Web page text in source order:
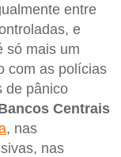
entre
e
só mais um
com as polícias
de pânico
Centrais
, nas
nas